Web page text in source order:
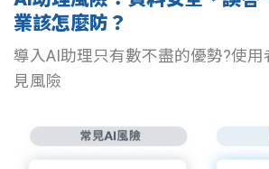
業該怎麼防？
導入AI助理只有數不盡的優勢?使
見風險